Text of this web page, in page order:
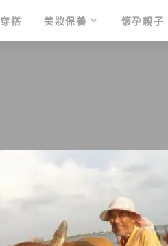
穿搭 美妝保養 懷孕親子